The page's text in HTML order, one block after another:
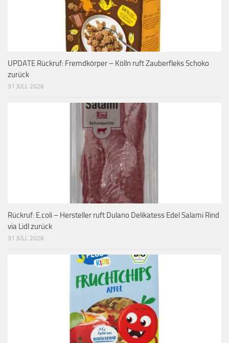
UPDATE Rückruf: Fremdkörper – Kölln ruft Zauberfleks Schoko
zurück
31 JULI, 2026
Rückruf: E.coli – Hersteller ruft Dulano Delikatess Edel Salami Rind
via Lidl zurück
31 JULI, 2026